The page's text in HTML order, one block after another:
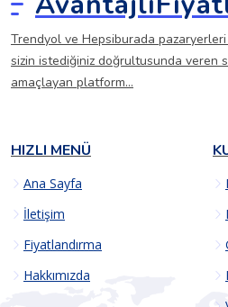
Trendyol ve Hepsiburada
sizin istediğiniz doğrultusunda veren
amaçlayan platform...
HIZLI MENÜ
Ana Sayfa
İletişim
Fiyatlandırma
Hakkımızda